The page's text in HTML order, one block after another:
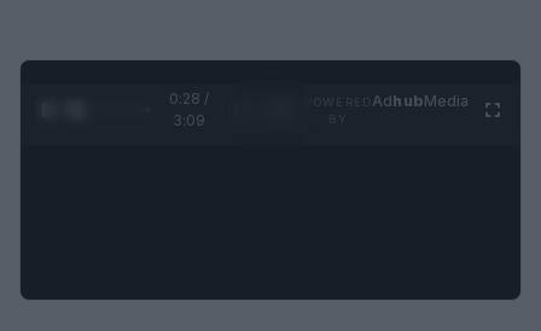
0:29 /
3:09
AdhubMedia